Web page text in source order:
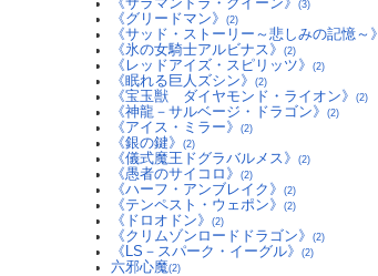
《サラマンドラ・クイーン》 (3)
《グリードマン》 (2)
《サッド・ストーリー～悲しみの記憶～》
《氷の女騎士アルビナス》 (2)
《レッドアイズ・スピリッツ》 (2)
《眠れる巨人ズシン》 (2)
《宝玉獣 ダイヤモンド・ライオン》 (2)
《神龍－サルベージ・ドラゴン》 (2)
《アイス・ミラー》 (2)
《銀の鍵》 (2)
《儀式魔王ドグラバルメス》 (2)
《愚者のサイコロ》 (2)
《ハーフ・アンブレイク》 (2)
《テンペスト・ウェポン》 (2)
《ドロオドン》 (2)
《クリムゾンロードドラゴン》 (2)
《LS－スパーク・イーグル》 (2)
六邪心魔(2)